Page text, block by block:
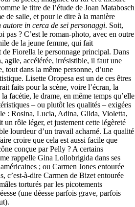
le titre de l’étude de Joan Matabosch
de salle, et pour le dire à la manière
autore in cerca de sei personaggi. Soit,
pas ? C’est le roman‑photo, avec en outre
de la jeune femme, qui fait
de Fiorella le personnage principal. Dans
agile, accélérée, irrésistible, il faut une
tout dans la même personne, d’une
Lisette Oropesa est un de ces êtres
faits pour la scène, voire l’écran, la
facétie, le drame, en même temps qu’elle
– ou plutôt les qualités – exigées
: Rosina, Lucia, Adina, Gilda, Violetta,
rôle léger, et justement cette légèreté
lourdeur d’un travail acharné. La qualité
croire que cela est aussi facile que
conçue par Pelly ? A certains
rappelle Gina Lollobrigida dans ses
; ou Carmen Jones entourée
c’est‑à‑dire Carmen de Bizet entourée
torturés par les picotements
(une déesse parfois grave, parfois